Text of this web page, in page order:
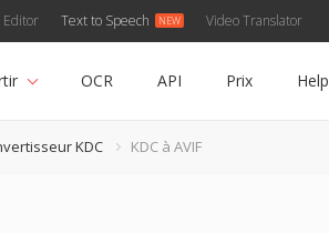
Editor Text to Speech Video Translator
OCR API Prix Help
KDC KDC à AVIF